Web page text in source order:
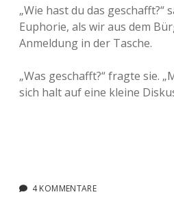
„Wie hast du das geschafft?“
Euphorie, als wir aus dem
Anmeldung in der Tasche.
„Was geschafft?“ fragte sie.
sich halt auf eine kleine
4 KOMMENTARE